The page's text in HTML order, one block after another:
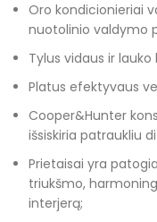
Oro kondicionieriai
nuotolinio valdymo
Tylus vidaus ir lauko
Platus efektyvaus
Cooper&Hunter
išsiskiria patraukliu
Prietaisai yra
triukšmo,
interjerą;